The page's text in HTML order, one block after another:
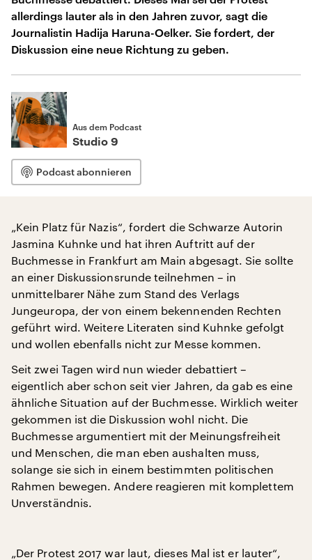
allerdings lauter als in den Jahren zuvor, sagt die
Journalistin Hadija Haruna-Oelker. Sie fordert, der
Diskussion eine neue Richtung zu geben.
Aus dem Podcast
Studio 9
Podcast abonnieren
„Kein Platz für Nazis“, fordert die Schwarze Autorin
Jasmina Kuhnke und hat ihren Auftritt auf der
Buchmesse in Frankfurt am Main abgesagt. Sie sollte
an einer Diskussionsrunde teilnehmen – in
unmittelbarer Nähe zum Stand des Verlags
Jungeuropa, der von einem bekennenden Rechten
geführt wird. Weitere Literaten sind Kuhnke gefolgt
und wollen ebenfalls nicht zur Messe kommen.
Seit zwei Tagen wird nun wieder debattiert –
eigentlich aber schon seit vier Jahren, da gab es eine
ähnliche Situation auf der Buchmesse. Wirklich weiter
gekommen ist die Diskussion wohl nicht. Die
Buchmesse argumentiert mit der Meinungsfreiheit
und Menschen, die man eben aushalten muss,
solange sie sich in einem bestimmten politischen
Rahmen bewegen. Andere reagieren mit komplettem
Unverständnis.
„Der Protest 2017 war laut, dieses Mal ist er lauter“,